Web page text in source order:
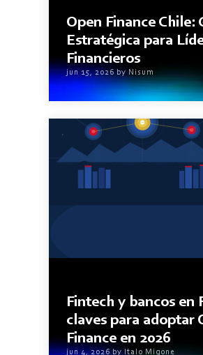
Open Finance Chile:
Estratégica para
Financieros
jun 15, 2026 by Nisum
Fintech y bancos en
claves para adoptar
Finance en 2026
jun 4, 2026 by Italo Migone